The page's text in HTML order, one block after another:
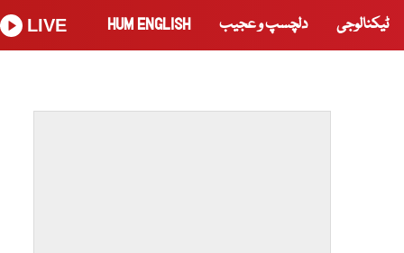
ٹیکنالوجی دلچسپ و عجیب HUM ENGLISH
LIVE